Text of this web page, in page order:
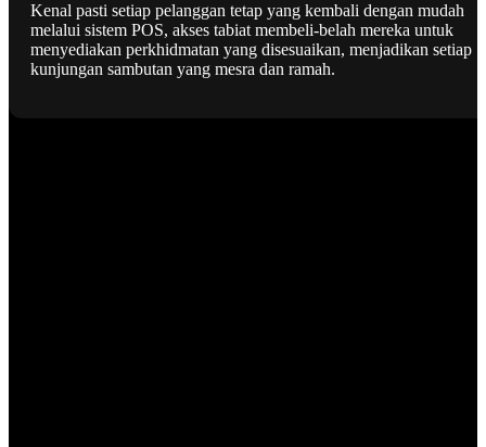
Kenal pasti setiap pelanggan tetap yang kembali dengan mudah
melalui sistem POS, akses tabiat membeli-belah mereka untuk
menyediakan perkhidmatan yang disesuaikan, menjadikan setiap
kunjungan sambutan yang mesra dan ramah.